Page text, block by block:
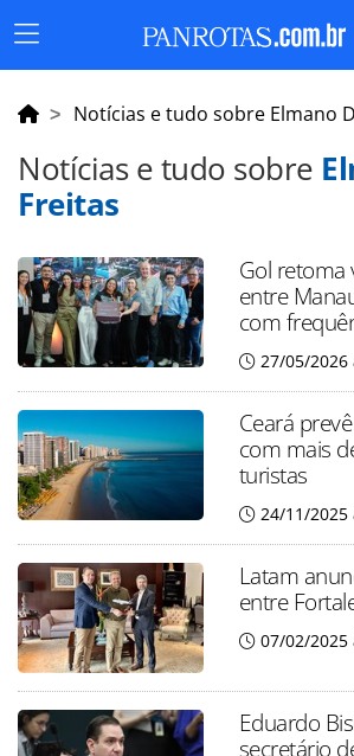
Menu
Principal
Notícias e tudo sobre Elmano
Notícias e tudo sobre
Freitas
Gol retoma
entre
com
27/05/2026
Ceará
com mais
turistas
24/11/2025
Latam
entre
07/02/2025
Eduardo
secretário